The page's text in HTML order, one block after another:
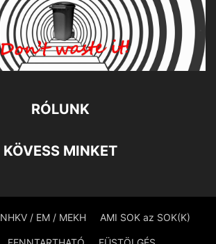
RÓLUNK
KÖVESS MINKET
NHKV / EM / MEKH AMI SOK az SOK(K)